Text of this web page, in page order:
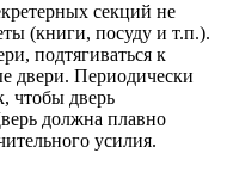
секций не
(книги, посуду и т.п.).
подтягиваться к
двери. Периодически
чтобы дверь
должна плавно
усилия.